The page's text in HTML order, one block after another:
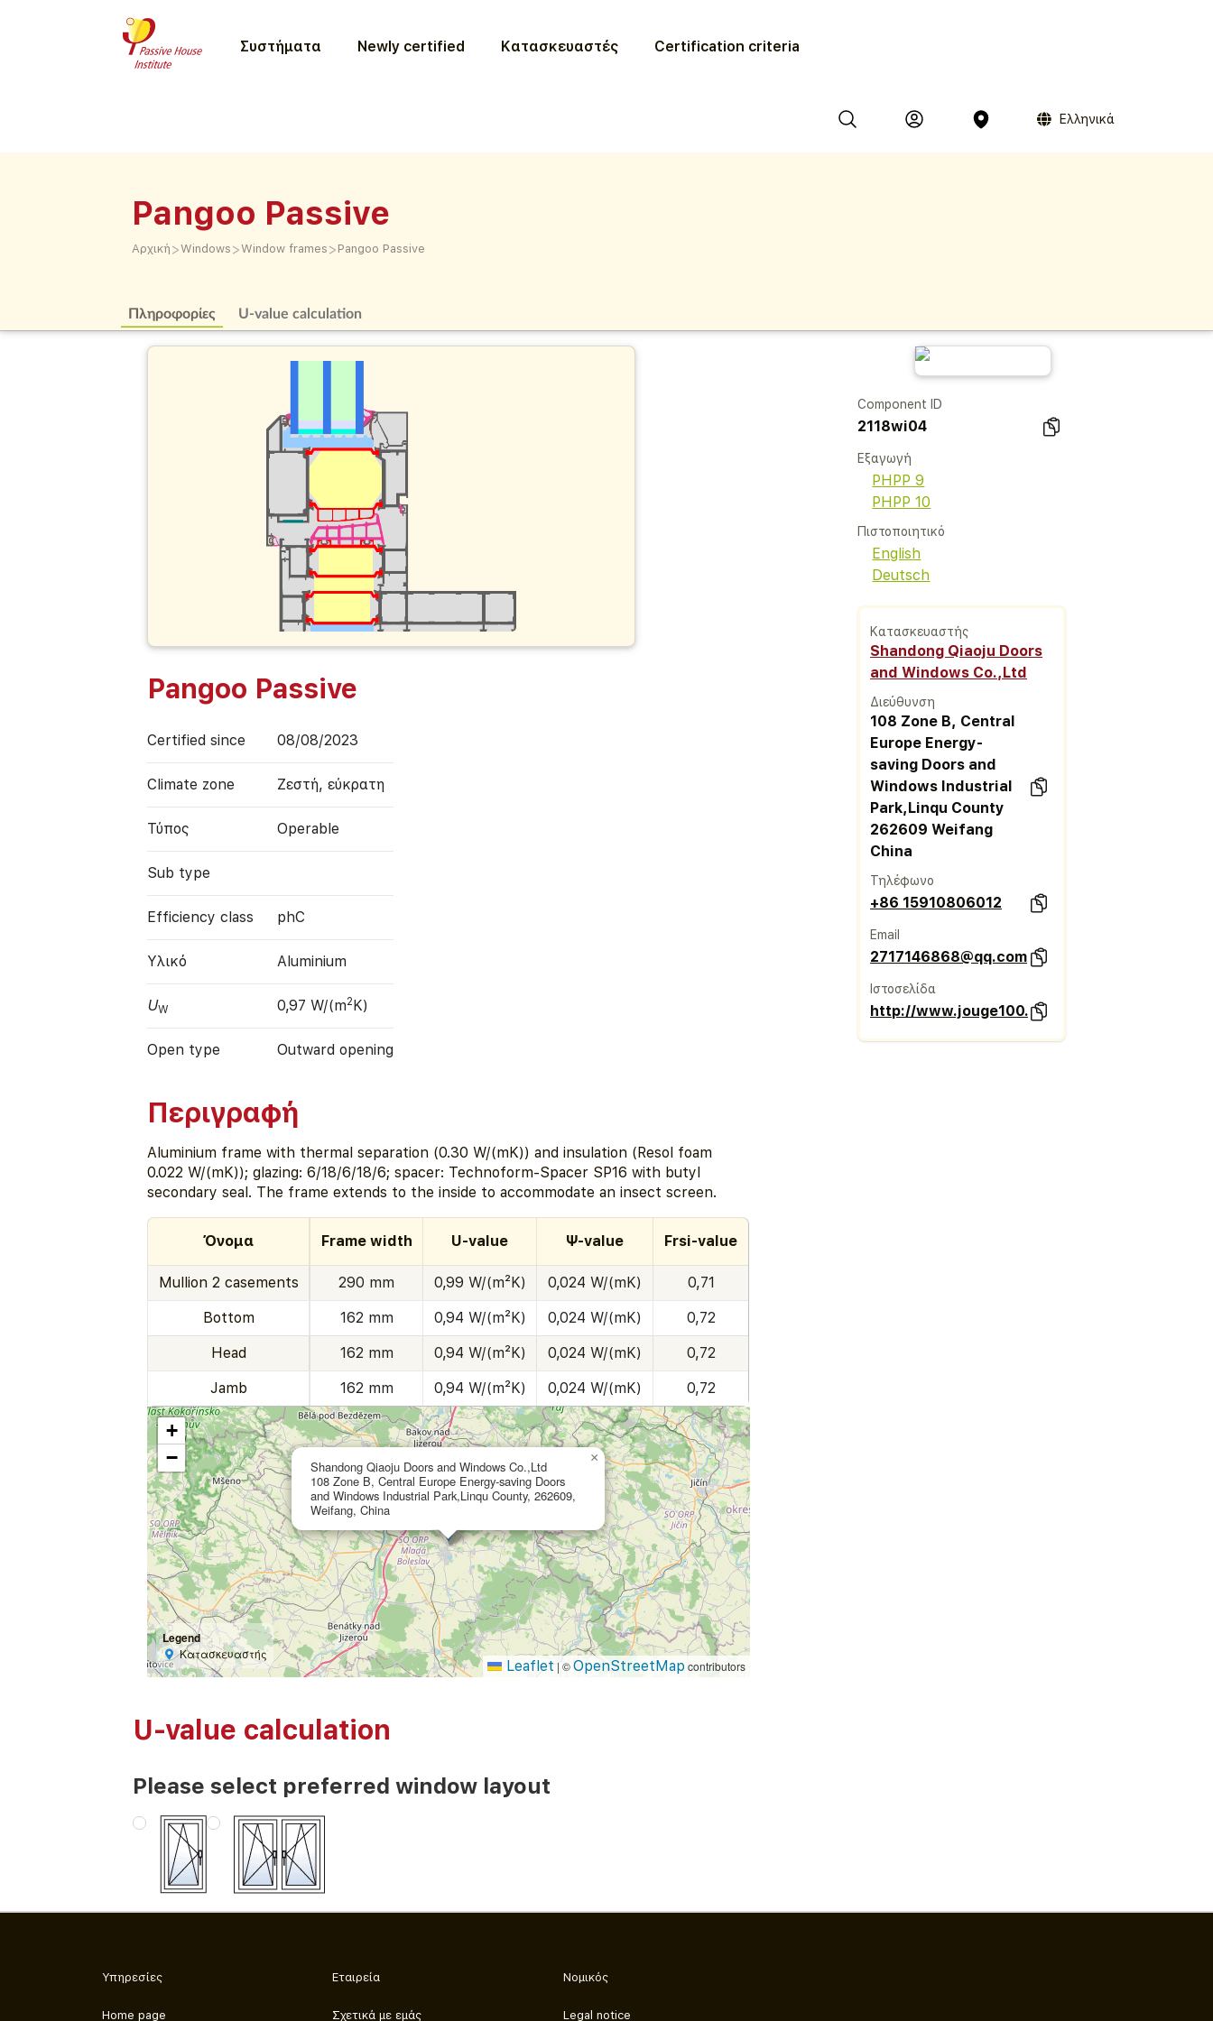
Συστήματα Newly certified Κατασκευαστές Certification criteria
Ελληνικά
Pangoo Passive
Αρχική >Windows >Window frames > Pangoo Passive
Πληροφορίες U-value calculation
Pangoo Passive
Certified since 08/08/2023
Climate zone Ζεστή, εύκρατη
Τύπος Operable
Sub type
Efficiency class phC
Υλικό Aluminium
UW 0,97 W/(m2K)
Open type Outward opening
Περιγραφή
Aluminium frame with thermal separation (0.30 W/(mK)) and insulation (Resol foam
0.022 W/(mK)); glazing: 6/18/6/18/6; spacer: Technoform-Spacer SP16 with butyl
secondary seal. The frame extends to the inside to accommodate an insect screen.
Όνομα Frame width U-value Ψ-value Frsi-value
Mullion 2 casements 290 mm 0,99 W/(m²K) 0,024 W/(mK) 0,71
Bottom 162 mm 0,94 W/(m²K) 0,024 W/(mK) 0,72
Head 162 mm 0,94 W/(m²K) 0,024 W/(mK) 0,72
Jamb 162 mm 0,94 W/(m²K) 0,024 W/(mK) 0,72
Shandong Qiaoju Doors and Windows Co.,Ltd
108 Zone B, Central Europe Energy-saving Doors
and Windows Industrial Park,Linqu County, 262609,
Weifang, China
×
+
−
Legend
Κατασκευαστής
Leaflet | ©OpenStreetMap contributors
Component ID
2118wi04
Εξαγωγή
PHPP 9
PHPP 10
Πιστοποιητικό
English
Deutsch
Κατασκευαστής
Shandong Qiaoju Doors
and Windows Co.,Ltd
Διεύθυνση
108 Zone B, Central
Europe Energy-
saving Doors and
Windows Industrial
Park,Linqu County
262609 Weifang
China
Τηλέφωνο
+86 15910806012
Email
2717146868@qq.com
Ιστοσελίδα
http://www.jouge100.com
U-value calculation
Please select preferred window layout
Υπηρεσίες
Home page
Εταιρεία
Σχετικά με εμάς
Νομικός
Legal notice